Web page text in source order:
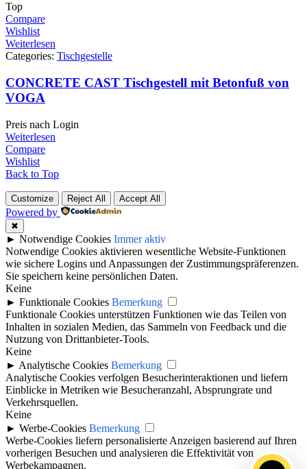
Top
Compare
Wishlist
Weiterlesen
Categories: Tischgestelle
CONCRETE CAST Tischgestell mit Betonfuß von
VOGA
Preis nach Login
Weiterlesen
Compare
Wishlist
Back to Top
Customize Reject All Accept All
Powered by
✖
► Notwendige Cookies Immer aktiv
Notwendige Cookies aktivieren wesentliche Website-Funktionen
wie sichere Logins und Anpassungen der Zustimmungspräferenzen.
Sie speichern keine persönlichen Daten.
Keine
► Funktionale Cookies Bemerkung
Funktionale Cookies unterstützen Funktionen wie das Teilen von
Inhalten in sozialen Medien, das Sammeln von Feedback und die
Nutzung von Drittanbieter-Tools.
Keine
► Analytische Cookies Bemerkung
Analytische Cookies verfolgen Besucherinteraktionen und liefern
Einblicke in Metriken wie Besucheranzahl, Absprungrate und
Verkehrsquellen.
Keine
► Werbe-Cookies Bemerkung
Werbe-Cookies liefern personalisierte Anzeigen basierend auf Ihren
vorherigen Besuchen und analysieren die Effektivität von
Werbekampagnen.